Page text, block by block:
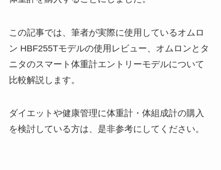
この記事では、筆者が実際に使用しているオムロ
ン HBF255Tモデルの使用レビュー、オムロンとタ
ニタのスマート体重計エントリーモデルについて
比較解説します。
ダイエットや健康管理に体重計・体組成計の購入
を検討している方は、是非参考にしてください。